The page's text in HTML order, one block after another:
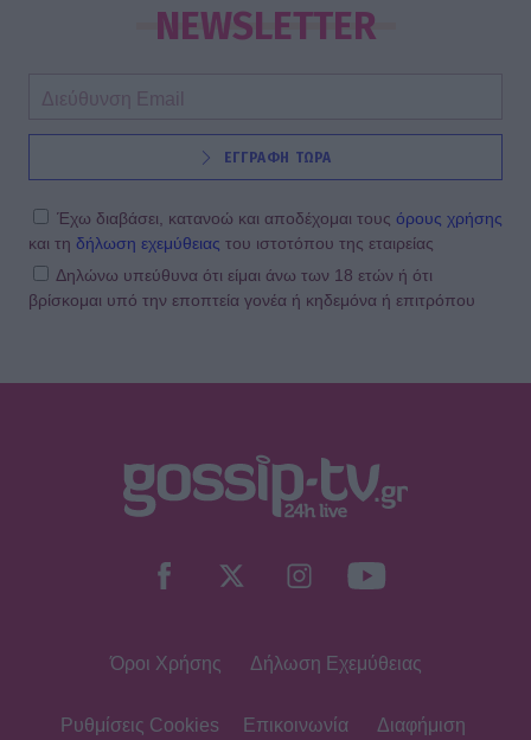
διαφορετικό καλοκαίρι με τον γιο
της και το road trip που θα
SHOWBIZ
22 χρόνια χωρίς τον Δημήτρη
Finos Film στον αξέχαστο ηθοποιό
SHOWBIZ
απίθανη φωτογραφία του γιου του
Η Σία Κοσιώνη επενδύει στη
πόλης με chic casual look που
ο νους σου ποιο παραδοσιακό
NEWSLETTER
ΕΓΓΡΑΦΗ ΤΩΡΑ
Έχω διαβάσει, κατανοώ και αποδέχομαι τους όρους χρήσης
και τη δήλωση εχεμύθειας του ιστοτόπου της εταιρείας
Δηλώνω υπεύθυνα ότι είμαι άνω των 18 ετών ή ότι
βρίσκομαι υπό την εποπτεία γονέα ή κηδεμόνα ή επιτρόπου
Όροι Χρήσης Δήλωση Εχεμύθειας
Ρυθμίσεις Cookies Επικοινωνία Διαφήμιση